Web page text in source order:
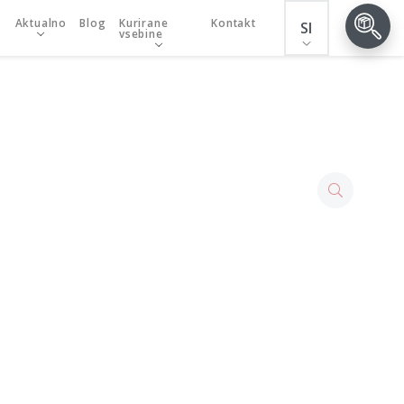
Aktualno Blog Kurirane
vsebine
Kontakt SI